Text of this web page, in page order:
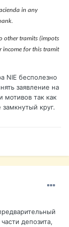
in any
other tramits (impots
income for this tramit
NIE бесполезно
заявление на
мотивов так как
круг.
депозита,